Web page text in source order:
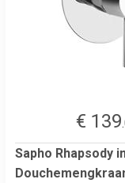
€ 139
Sapho Rhapsody